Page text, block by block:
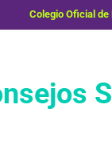
Colegio Oficial